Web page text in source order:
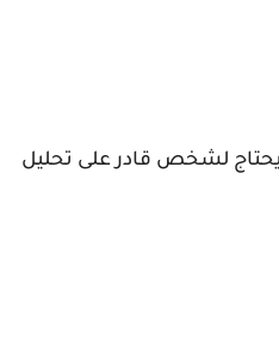
لشخص قادر على تحليل